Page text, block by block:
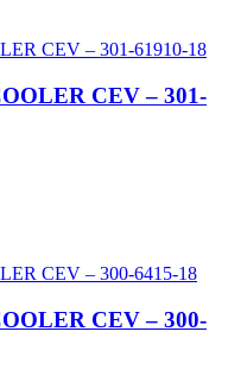
CEV – 301-
CEV – 300-